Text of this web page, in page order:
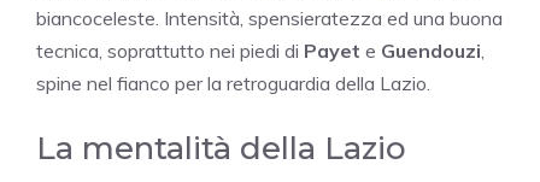
biancoceleste. Intensità, spensieratezza ed una buona
tecnica, soprattutto nei piedi di Payet e Guendouzi,
spine nel fianco per la retroguardia della Lazio.
La mentalità della Lazio